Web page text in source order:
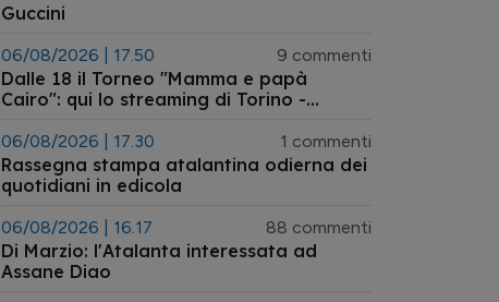
Guccini
06/08/2026 | 17.50 9 commenti
Dalle 18 il Torneo "Mamma e papà
Cairo": qui lo streaming di Torino -
06/08/2026 | 17.30 1 commenti
Rassegna stampa atalantina odierna dei
quotidiani in edicola
06/08/2026 | 16.17 88 commenti
Di Marzio: l'Atalanta interessata ad
Assane Diao